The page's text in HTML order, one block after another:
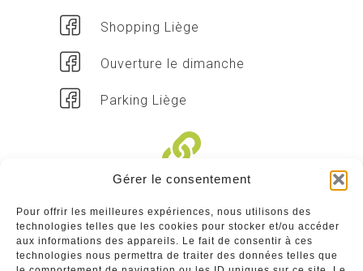
Gérer le consentement
Pour offrir les meilleures expériences, nous utilisons des
technologies telles que les cookies pour stocker et/ou accéder
aux informations des appareils. Le fait de consentir à ces
technologies nous permettra de traiter des données telles que
Shopping Liège
Ouverture le dimanche
Parking Liège
Commerçants
Annuaire des commerçants : insérez gratuitement